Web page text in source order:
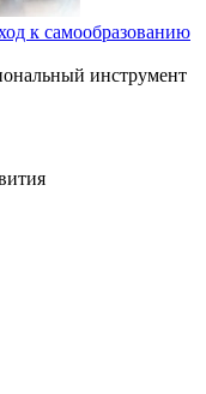
к самообразованию
инструмент